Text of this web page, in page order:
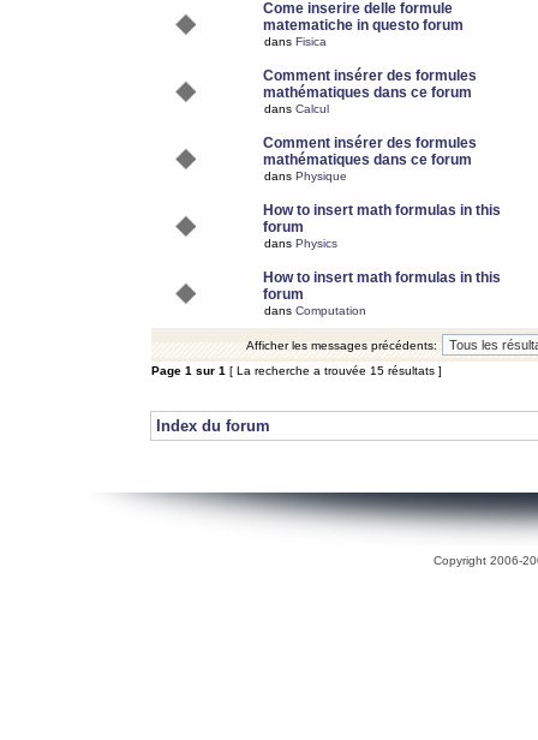
Come inserire delle formule
matematiche in questo forum
dans Fisica
Comment insérer des formules
mathématiques dans ce forum
dans Calcul
Comment insérer des formules
mathématiques dans ce forum
dans Physique
How to insert math formulas in this
forum
dans Physics
How to insert math formulas in this
forum
dans Computation
Afficher les messages précédents:
Page 1 sur 1 [ La recherche a trouvée 15 résultats ]
Index du forum
Copyright 2006-